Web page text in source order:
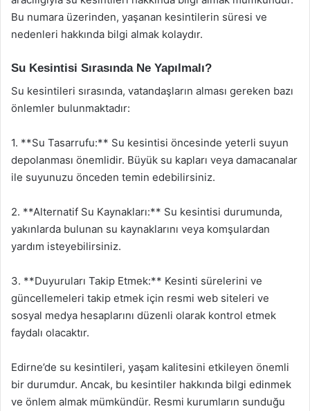
Bu numara üzerinden, yaşanan kesintilerin süresi ve
nedenleri hakkında bilgi almak kolaydır.
Su Kesintisi Sırasında Ne Yapılmalı?
Su kesintileri sırasında, vatandaşların alması gereken bazı
önlemler bulunmaktadır:
1. **Su Tasarrufu:** Su kesintisi öncesinde yeterli suyun
depolanması önemlidir. Büyük su kapları veya damacanalar
ile suyunuzu önceden temin edebilirsiniz.
2. **Alternatif Su Kaynakları:** Su kesintisi durumunda,
yakınlarda bulunan su kaynaklarını veya komşulardan
yardım isteyebilirsiniz.
3. **Duyuruları Takip Etmek:** Kesinti sürelerini ve
güncellemeleri takip etmek için resmi web siteleri ve
sosyal medya hesaplarını düzenli olarak kontrol etmek
faydalı olacaktır.
Edirne’de su kesintileri, yaşam kalitesini etkileyen önemli
bir durumdur. Ancak, bu kesintiler hakkında bilgi edinmek
ve önlem almak mümkündür. Resmi kurumların sunduğu